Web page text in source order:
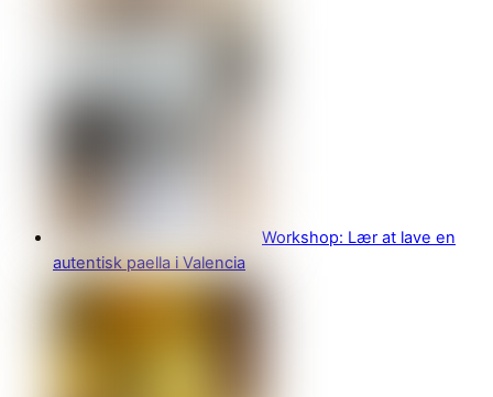
Workshop: Lær at lave en
autentisk paella i Valencia